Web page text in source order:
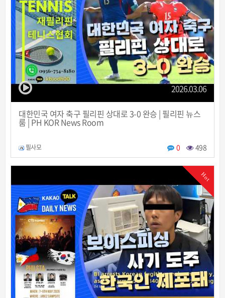
2026.03.06
대한민국 여자 축구 필리핀 상대로 3-0 완승 | 필리핀 뉴스
룸 | PH KOR News Room
필사모 0 498
Hot